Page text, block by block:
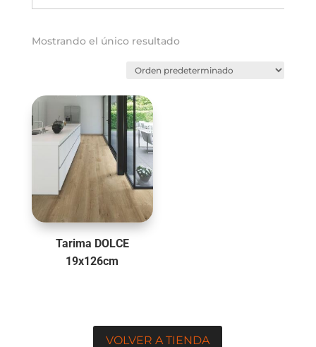
Mostrando el único resultado
Tarima DOLCE
19x126cm
VOLVER A TIENDA